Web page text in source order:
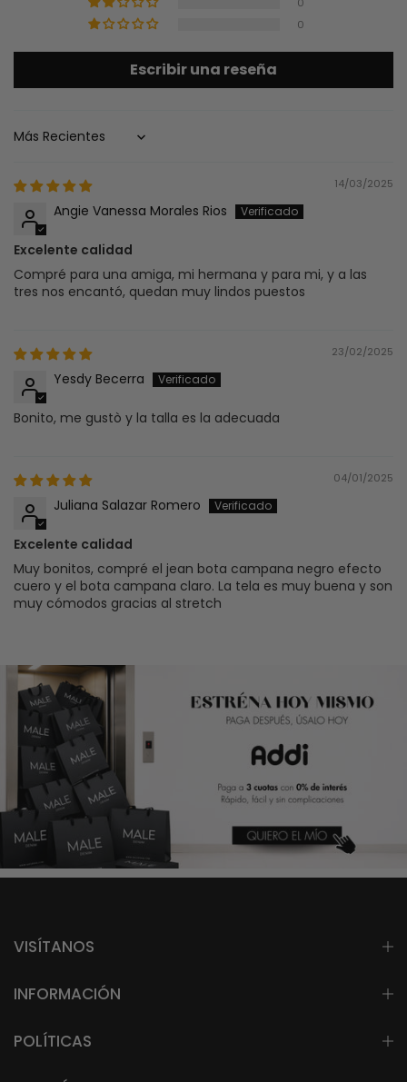
0
Escribir una reseña
Sort by
14/03/2025
Angie Vanessa Morales Rios
Excelente calidad
Compré para una amiga, mi hermana y para mi, y a las
tres nos encantó, quedan muy lindos puestos
23/02/2025
Yesdy Becerra
Bonito, me gustò y la talla es la adecuada
04/01/2025
Juliana Salazar Romero
Excelente calidad
Muy bonitos, compré el jean bota campana negro efecto
cuero y el bota campana claro. La tela es muy buena y son
muy cómodos gracias al stretch
VISÍTANOS
INFORMACIÓN
POLÍTICAS